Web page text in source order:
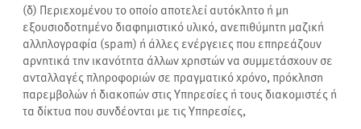
(δ) Περιεχομένου το οποίο αποτελεί αυτόκλητο ή μη
εξουσιοδοτημένο διαφημιστικό υλικό, ανεπιθύμητη μαζική
αλληλογραφία (spam) ή άλλες ενέργειες που επηρεάζουν
αρνητικά την ικανότητα άλλων χρηστών να συμμετάσχουν σε
ανταλλαγές πληροφοριών σε πραγματικό χρόνο, πρόκληση
παρεμβολών ή διακοπών στις Υπηρεσίες ή τους διακομιστές ή
τα δίκτυα που συνδέονται με τις Υπηρεσίες,